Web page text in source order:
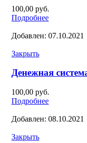
100,00 руб.
Подробнее
Добавлен: 07.10.2021
Закрыть
Денежная
100,00 руб.
Подробнее
Добавлен: 08.10.2021
Закрыть